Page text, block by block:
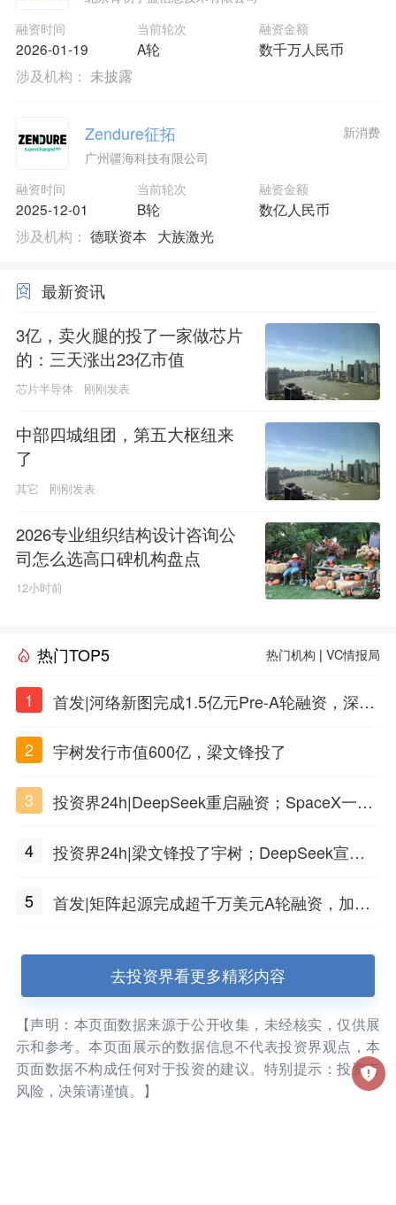
融资时间
2026-01-19
当前轮次
A轮
融资金额
数千万人民币
涉及机构： 未披露
Zendure征拓
广州疆海科技有限公司
融资时间
2025-12-01
当前轮次
B轮
融资金额
数亿人民币
新消费
涉及机构： 德联资本 大族激光
最新资讯
3亿，卖火腿的投了一家做芯片
的：三天涨出23亿市值
芯片半导体 刚刚发表
中部四城组团，第五大枢纽来
了
其它 刚刚发表
2026专业组织结构设计咨询公
司怎么选高口碑机构盘点
12小时前
热门TOP5 热门机构 |VC情报局
1
首发|河络新图完成1.5亿元Pre-A轮融资，深耕i
2
宇树发行市值600亿，梁文锋投了
3
投资界24h|DeepSeek重启融资；SpaceX一夜
4
投资界24h|梁文锋投了宇树；DeepSeek宣布
5
首发|矩阵起源完成超千万美元A轮融资，加速
去投资界看更多精彩内容
【声明：本页面数据来源于公开收集，未经核实，仅供展
示和参考。本页面展示的数据信息不代表投资界观点，本
页面数据不构成任何对于投资的建议。特别提示：投资有
风险，决策请谨慎。】